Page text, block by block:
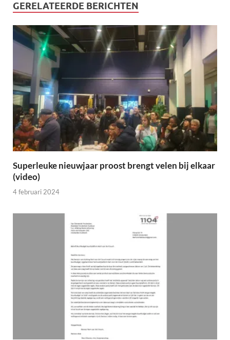
GERELATEERDE BERICHTEN
Superleuke nieuwjaar proost brengt velen bij elkaar
(video)
4 februari 2024